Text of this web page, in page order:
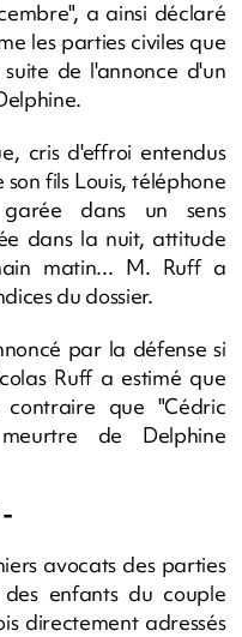
a ainsi déclaré
les parties civiles que
de l'annonce d'un
cris d'effroi entendus
fils Louis, téléphone
dans un sens
dans la nuit, attitude
matin... M. Ruff a
du dossier.
par la défense si
Ruff a estimé que
que "Cédric
de Delphine
avocats des parties
enfants du couple
directement adressés